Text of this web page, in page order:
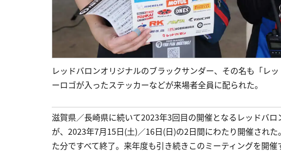
レッドバロンオリジナルのブラックサンダー、その名も「レ
ーロゴが入ったステッカーなどが来場者全員に配られた。
滋賀県／長崎県に続いて2023年3回目の開催となるレッドバロ
が、2023年7月15日(土)／16日(日)の2日間にわたり開催され
た分ですべて終了。来年度も引き続きこのミーティングを開